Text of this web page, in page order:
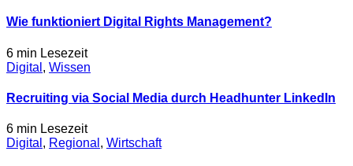
Wie funktioniert Digital Rights Management?
6 min Lesezeit
Digital , Wissen
Recruiting via Social Media durch Headhunter LinkedIn
6 min Lesezeit
Digital , Regional , Wirtschaft